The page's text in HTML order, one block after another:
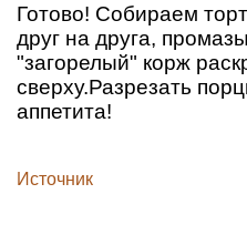
Готово! Собираем
друг на друга,
"загорелый" корж
сверху.Разрезать
аппетита!
Источник